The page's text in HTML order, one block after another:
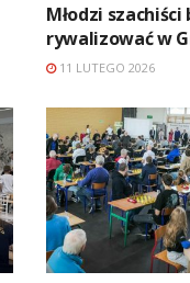
Młodzi szachiści
rywalizować w
11 LUTEGO 2026